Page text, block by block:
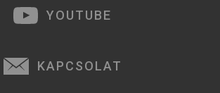
YOUTUBE
KAPCSOLAT